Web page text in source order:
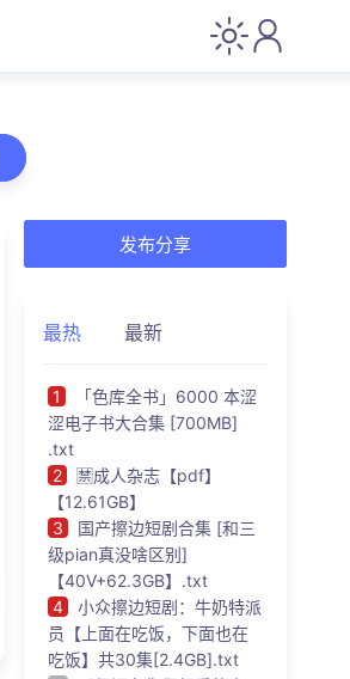
发布分享
最热 最新
1
「色库全书」6000 本涩
涩电子书大合集 [700MB]
.txt
2
🈲成人杂志【pdf】
【12.61GB】
3
国产擦边短剧合集 [和三
级pian真没啥区别]
【40V+62.3GB】.txt
4
小众擦边短剧：牛奶特派
员【上面在吃饭，下面也在
吃饭】共30集[2.4GB].txt